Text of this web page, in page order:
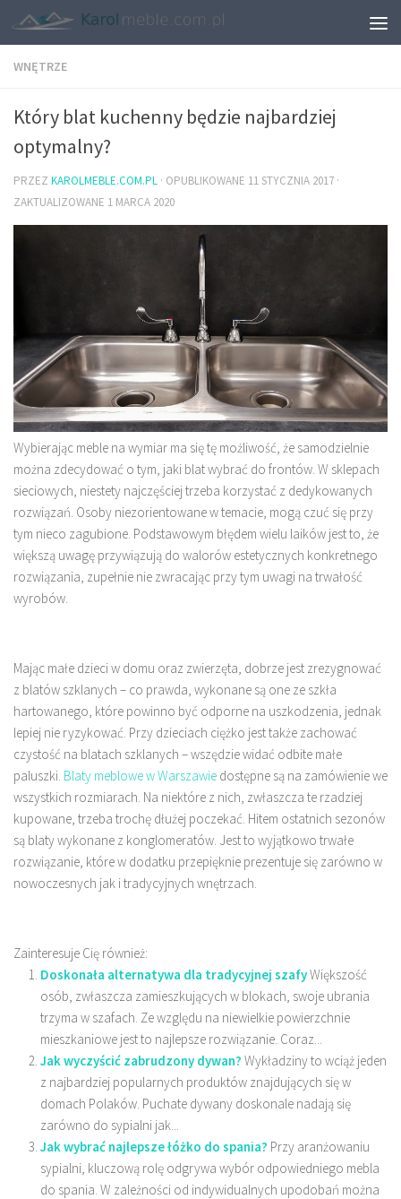
WNĘTRZE
Który blat kuchenny będzie najbardziej
optymalny?
PRZEZ KAROLMEBLE.COM.PL · OPUBLIKOWANE 11 STYCZNIA 2017 ·
ZAKTUALIZOWANE 1 MARCA 2020
Wybierając meble na wymiar ma się tę możliwość, że samodzielnie
można zdecydować o tym, jaki blat wybrać do frontów. W sklepach
sieciowych, niestety najczęściej trzeba korzystać z dedykowanych
rozwiązań. Osoby niezorientowane w temacie, mogą czuć się przy
tym nieco zagubione. Podstawowym błędem wielu laików jest to, że
większą uwagę przywiązują do walorów estetycznych konkretnego
rozwiązania, zupełnie nie zwracając przy tym uwagi na trwałość
wyrobów.
Mając małe dzieci w domu oraz zwierzęta, dobrze jest zrezygnować
z blatów szklanych – co prawda, wykonane są one ze szkła
hartowanego, które powinno być odporne na uszkodzenia, jednak
lepiej nie ryzykować. Przy dzieciach ciężko jest także zachować
czystość na blatach szklanych – wszędzie widać odbite małe
paluszki. Blaty meblowe w Warszawie dostępne są na zamówienie we
wszystkich rozmiarach. Na niektóre z nich, zwłaszcza te rzadziej
kupowane, trzeba trochę dłużej poczekać. Hitem ostatnich sezonów
są blaty wykonane z konglomeratów. Jest to wyjątkowo trwałe
rozwiązanie, które w dodatku przepięknie prezentuje się zarówno w
nowoczesnych jak i tradycyjnych wnętrzach.
Zainteresuje Cię również:
Doskonała alternatywa dla tradycyjnej szafyWiększość
osób, zwłaszcza zamieszkujących w blokach, swoje ubrania
trzyma w szafach. Ze względu na niewielkie powierzchnie
mieszkaniowe jest to najlepsze rozwiązanie. Coraz...
Jak wyczyścić zabrudzony dywan? Wykładziny to wciąż jeden
z najbardziej popularnych produktów znajdujących się w
domach Polaków. Puchate dywany doskonale nadają się
zarówno do sypialni jak...
Jak wybrać najlepsze łóżko do spania? Przy aranżowaniu
sypialni, kluczową rolę odgrywa wybór odpowiedniego mebla
do spania. W zależności od indywidualnych upodobań można